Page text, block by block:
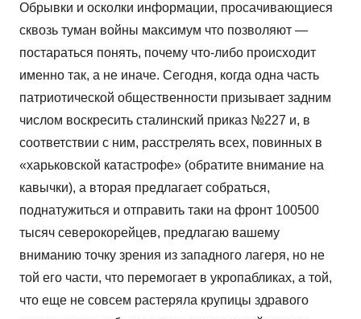
Обрывки и осколки информации, просачивающиеся
сквозь туман войны максимум что позволяют —
постараться понять, почему что-либо происходит
именно так, а не иначе. Сегодня, когда одна часть
патриотической общественности призывает задним
числом воскресить сталинский приказ №227 и, в
соответствии с ним, расстрелять всех, повинных в
«харьковской катастрофе» (обратите внимание на
кавычки), а вторая предлагает собраться,
поднатужиться и отправить таки на фронт 100500
тысяч северокорейцев, предлагаю вашему
вниманию точку зрения из западного лагеря, но не
той его части, что перемогает в укропабликах, а той,
что еще не совсем растеряла крупицы здравого